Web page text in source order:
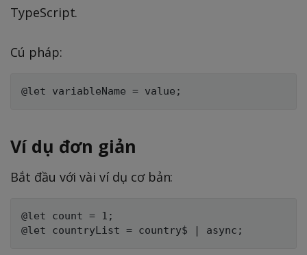
TypeScript.
Cú pháp:
Ví dụ đơn giản
Bắt đầu với vài ví dụ cơ bản:
@let count = 1;